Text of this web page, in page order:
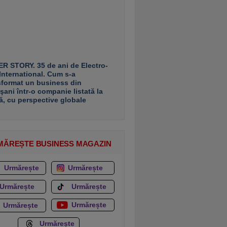
STORY. 35 de ani de Electro-
Cum s-a
un business din
într-o companie listată la
cu perspective globale
BUSINESS MAGAZIN
Urmărește Urmărește
Urmărește Urmărește
Urmărește Urmărește
Urmărește